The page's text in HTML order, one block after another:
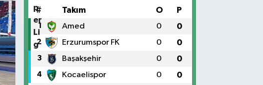
# Takım O P
1 Amed 0 0
2 Erzurumspor FK 0 0
3 Başakşehir 0 0
4 Kocaelispor 0 0